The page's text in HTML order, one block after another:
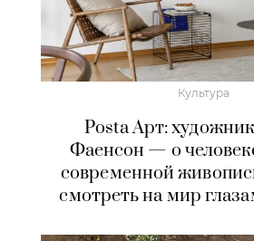
Культура
Posta Арт:
Фаенсон — о
современной
смотреть на мир